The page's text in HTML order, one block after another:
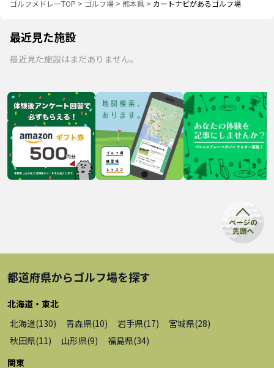
ゴルフメドレーTOP > ゴルフ場 > 熊本県 > カートナビがあるゴルフ場
最近見た施設
最近見た施設はまだありません。
都道府県からゴルフ場を探す
北海道・東北
北海道(130) 青森県(10) 岩手県(17) 宮城県(28)
秋田県(11 ) 山形県(9) 福島県(34)
関東